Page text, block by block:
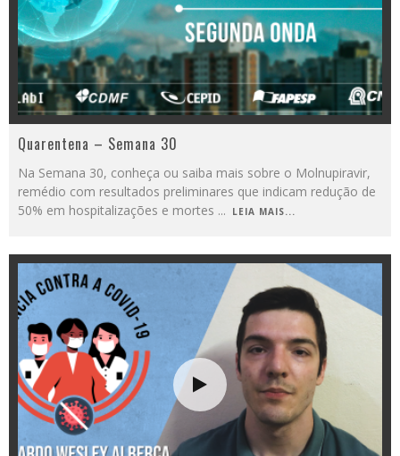
Quarentena – Semana 30
Na Semana 30, conheça ou saiba mais sobre o Molnupiravir,
remédio com resultados preliminares que indicam redução de
50% em hospitalizações e mortes ... LEIA MAIS...